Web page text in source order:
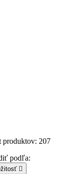
produktov: 207
podľa:
